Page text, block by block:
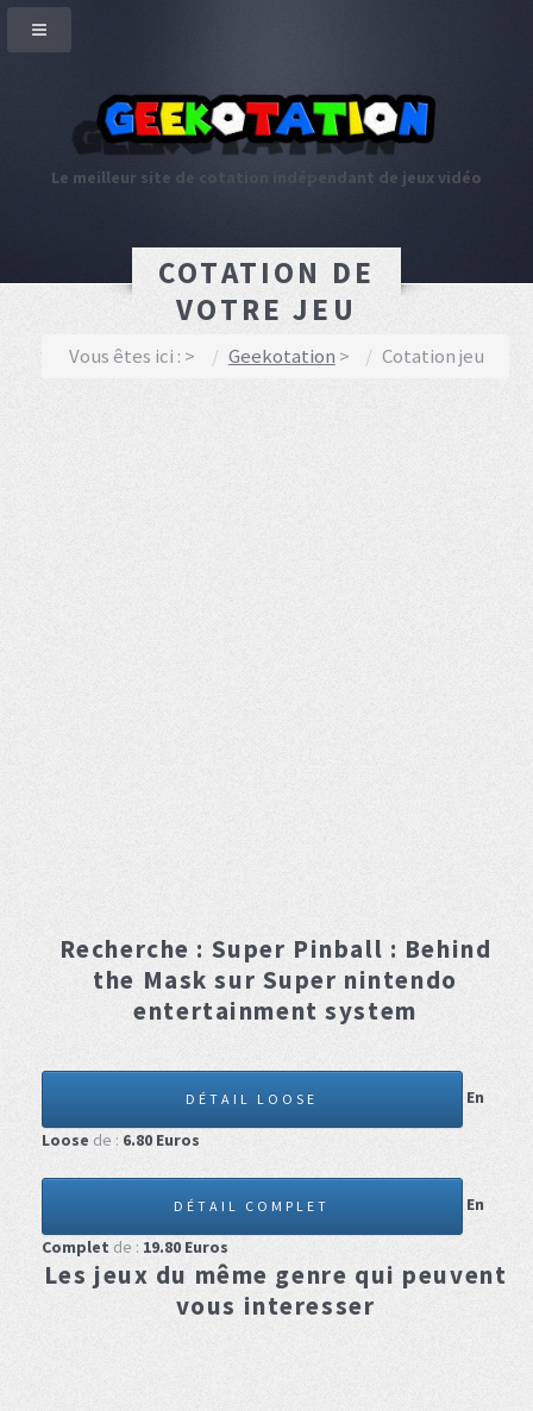
Le meilleur site de cotation indépendant de jeux vidéo
COTATION DE
VOTRE JEU
Vous êtes ici : Geekotation Cotation jeu
Recherche : Super Pinball : Behind
the Mask sur Super nintendo
entertainment system
DÉTAIL LOOSE
En
Loose de : 6.80 Euros
DÉTAIL COMPLET
En
Complet de : 19.80 Euros
Les jeux du même genre qui peuvent
vous interesser